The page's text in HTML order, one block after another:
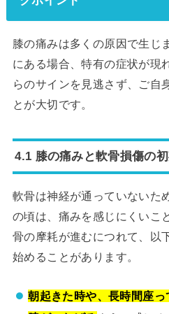
膝の痛みは多くの原因で生じ
にある場合、特有の症状が現
らのサインを見逃さず、ご自
とが大切です。
4.1 膝の痛みと軟骨損傷の
軟骨は神経が通っていないた
の頃は、痛みを感じにくいこ
骨の摩耗が進むにつれて、以
始めることがあります。
朝起きた時や、長時間座